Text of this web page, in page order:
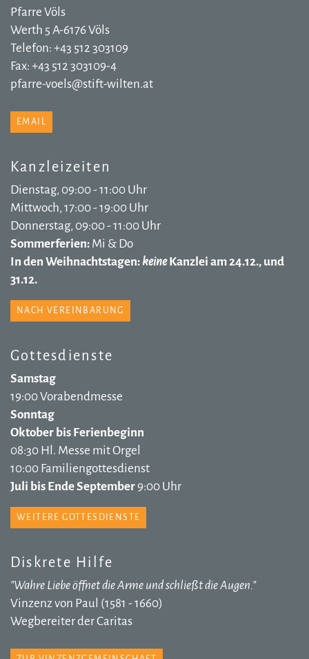
Pfarre Völs
Werth 5 A-6176 Völs
Telefon: +43 512 303109
Fax: +43 512 303109-4
pfarre-voels@stift-wilten.at
EMAIL
Kanzleizeiten
Dienstag, 09:00 - 11:00 Uhr
Mittwoch, 17:00 - 19:00 Uhr
Donnerstag, 09:00 - 11:00 Uhr
Sommerferien: Mi & Do
In den Weihnachtstagen: keineKanzlei am 24.12., und
31.12.
NACH VEREINBARUNG
Gottesdienste
Samstag
19:00 Vorabendmesse
Sonntag
Oktober bis Ferienbeginn
08:30 Hl. Messe mit Orgel
10:00 Familiengottesdienst
Juli bis Ende September 9:00 Uhr
WEITERE GOTTESDIENSTE
Diskrete Hilfe
"Wahre Liebe öffnet die Arme und schließt die Augen."
Vinzenz von Paul (1581 - 1660)
Wegbereiter der Caritas